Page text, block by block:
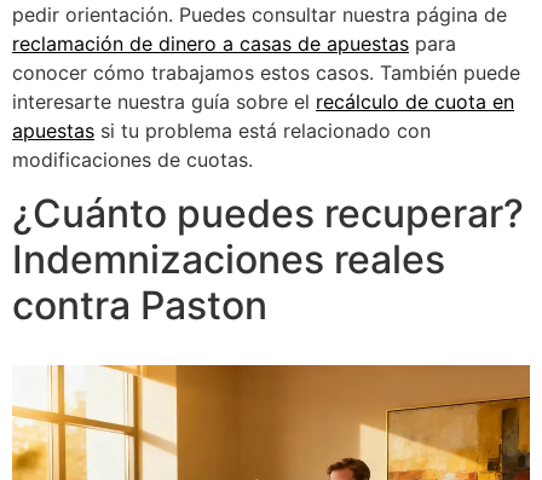
pedir orientación. Puedes consultar nuestra página de
reclamación de dinero a casas de apuestas para
conocer cómo trabajamos estos casos. También puede
interesarte nuestra guía sobre el recálculo de cuota en
apuestas si tu problema está relacionado con
modificaciones de cuotas.
¿Cuánto puedes recuperar?
Indemnizaciones reales
contra Paston